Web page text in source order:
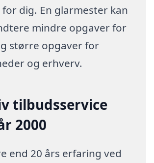
dig. En glarmester kan
mindre opgaver for
større opgaver for
og erhverv.
tilbudsservice
2000
end 20 års erfaring ved